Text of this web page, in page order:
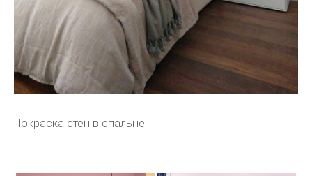
Покраска стен в спальне